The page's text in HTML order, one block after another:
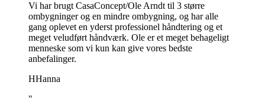
Vi har brugt CasaConcept/Ole Arndt til 3 større
ombygninger og en mindre ombygning, og har alle
gang oplevet en yderst professionel håndtering og et
meget veludført håndværk. Ole er et meget behageligt
menneske som vi kun kan give vores bedste
anbefalinger.
HHanna
"